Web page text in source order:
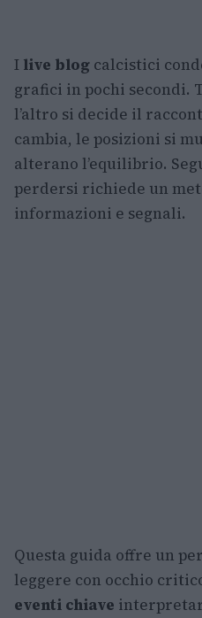
I live blog calcistici
grafici in pochi secondi.
l’altro si decide il
cambia, le posizioni si
alterano l’equilibrio.
perdersi richiede un
informazioni e segnali.
Questa guida offre un
leggere con occhio
eventi chiave